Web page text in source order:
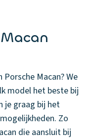
Macan? We
model het beste bij
je graag bij het
Zo
die aansluit bij